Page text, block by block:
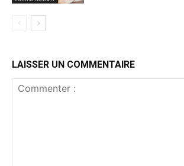
LAISSER UN COMMENTAIRE